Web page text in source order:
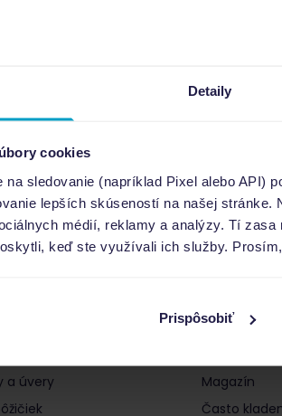
Detaily
cookies
na sledovanie (napríklad Pixel alebo API)
lepších skúseností na našej stránke.
médií, reklamy a analýzy. Tí
keď ste využívali ich služby.
Prispôsobiť
a úvery
Magazín
Často